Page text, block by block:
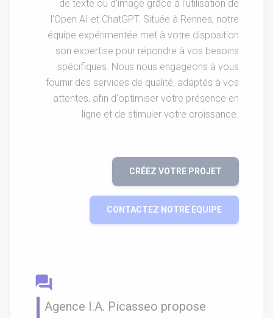
de texte ou d'image grâce à l'utilisation de
l'Open AI et ChatGPT. Située à Rennes, notre
équipe expérimentée met à votre disposition
son expertise pour répondre à vos besoins
spécifiques. Nous nous engageons à vous
fournir des services de qualité, adaptés à vos
attentes, afin d'optimiser votre présence en
ligne et de stimuler votre croissance.
CRÉEZ VOTRE PROJET
CONTACTEZ NOTRE ÉQUIPE
question_answer
Agence I.A. Picasseo propose